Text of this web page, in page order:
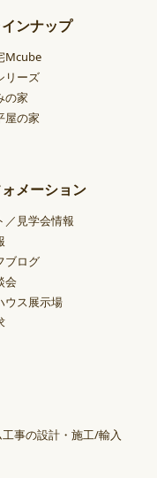
ンナップ
Mcube
リーズ
の家
屋の家
メーション
／見学会情報
ブログ
会
ウス展示場
事の設計・施工/輸入